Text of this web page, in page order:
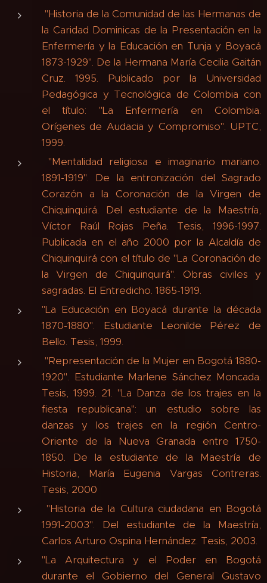
"Historia de la Comunidad de las Hermanas de
la Caridad Dominicas de la Presentación en la
Enfermería y la Educación en Tunja y Boyacá
1873-1929". De la Hermana María Cecilia Gaitán
Cruz. 1995. Publicado por la Universidad
Pedagógica y Tecnológica de Colombia con
el título: "La Enfermería en Colombia.
Orígenes de Audacia y Compromiso". UPTC,
1999.
"Mentalidad religiosa e imaginario mariano.
1891-1919". De la entronización del Sagrado
Corazón a la Coronación de la Virgen de
Chiquinquirá. Del estudiante de la Maestría,
Víctor Raúl Rojas Peña. Tesis, 1996-1997.
Publicada en el año 2000 por la Alcaldía de
Chiquinquirá con el título de "La Coronación de
la Virgen de Chiquinquirá". Obras civiles y
sagradas. El Entredicho. 1865-1919.
"La Educación en Boyacá durante la década
1870-1880". Estudiante Leonilde Pérez de
Bello. Tesis, 1999.
"Representación de la Mujer en Bogotá 1880-
1920". Estudiante Marlene Sánchez Moncada.
Tesis, 1999. 21. "La Danza de los trajes en la
fiesta republicana": un estudio sobre las
danzas y los trajes en la región Centro-
Oriente de la Nueva Granada entre 1750-
1850. De la estudiante de la Maestría de
Historia, María Eugenia Vargas Contreras.
Tesis, 2000
"Historia de la Cultura ciudadana en Bogotá
1991-2003". Del estudiante de la Maestría,
Carlos Arturo Ospina Hernández. Tesis, 2003.
"La Arquitectura y el Poder en Bogotá
durante el Gobierno del General Gustavo